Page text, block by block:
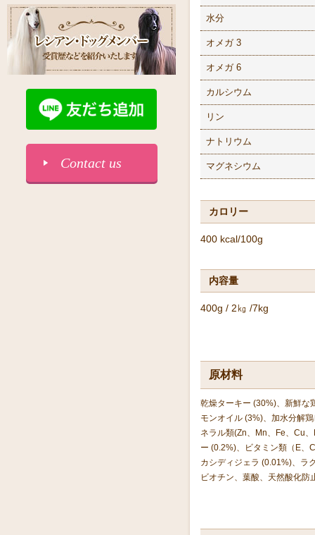
水分
オメガ 3
オメガ 6
カルシウム
リン
ナトリウム
マグネシウム
カロリー
400 kcal/100g
内容量
400g / 2㎏ /7kg
原材料
乾燥ターキー (30%)、新鮮な
モンオイル (3%)、加水分解
ネラル類(Zn、Mn、Fe、Cu
ー (0.2%)、ビタミン類（E、
カシディジェラ (0.01%)、ラ
ビオチン、葉酸、天然酸化
Contact us